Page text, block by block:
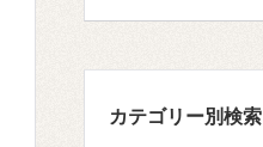
カテゴリー別検索